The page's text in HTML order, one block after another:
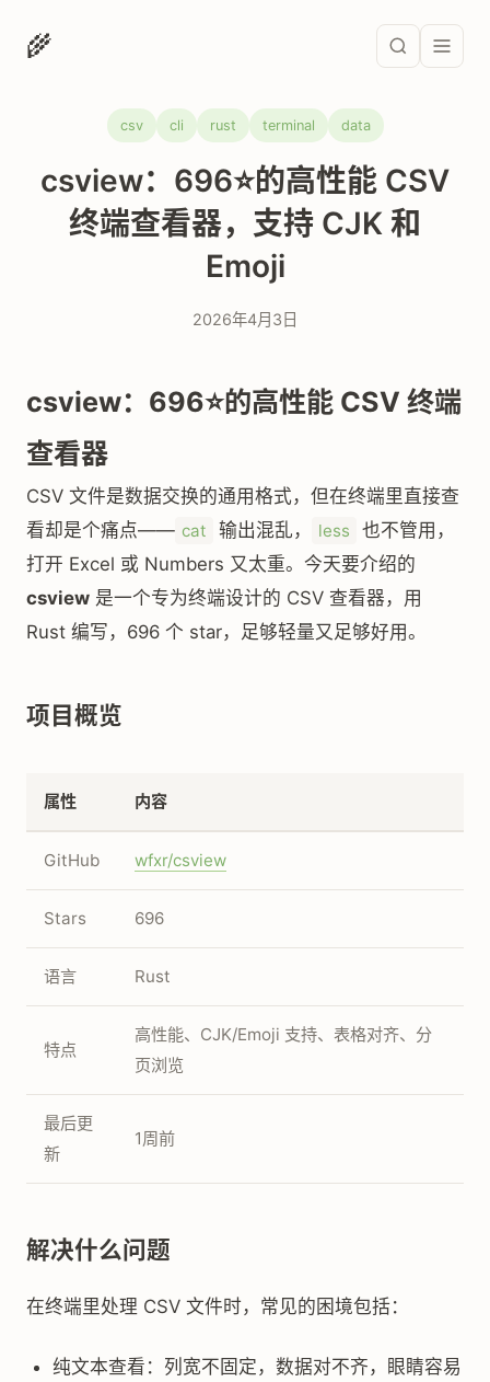
🌾
csv cli rust terminal data
csview：696⭐的高性能 CSV
终端查看器，支持 CJK 和
Emoji
2026年4月3日
csview：696⭐的高性能 CSV 终端
查看器
CSV 文件是数据交换的通用格式，但在终端里直接查
看却是个痛点—— cat 输出混乱， less
也不管用，
打开 Excel 或 Numbers 又太重。今天要介绍的
csview 是一个专为终端设计的 CSV 查看器，用
Rust 编写，696 个 star，足够轻量又足够好用。
项目概览
属性 内容
GitHub wfxr/csview
Stars 696
语言 Rust
特点
高性能、CJK/Emoji 支持、表格对齐、分
页浏览
最后更
新
1周前
解决什么问题
在终端里处理 CSV 文件时，常见的困境包括：
纯文本查看：列宽不固定，数据对不齐，眼睛容易